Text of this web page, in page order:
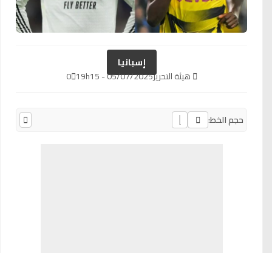
إسبانيا
هيئة التحرير05/07/2025 - 19h15
0
حجم الخط: